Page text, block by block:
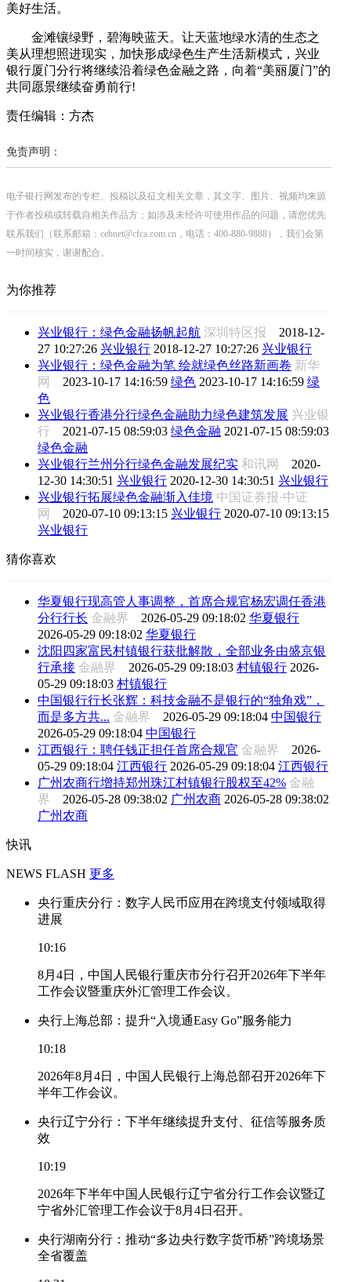
美好生活。
金滩镶绿野，碧海映蓝天。让天蓝地绿水清的生态之
美从理想照进现实，加快形成绿色生产生活新模式，兴业
银行厦门分行将继续沿着绿色金融之路，向着“美丽厦门”的
共同愿景继续奋勇前行!
责任编辑：方杰
免责声明：
电子银行网发布的专栏、投稿以及征文相关文章，其文字、图片、视频均来源
于作者投稿或转载自相关作品方；如涉及未经许可使用作品的问题，请您优先
联系我们（联系邮箱：cebnet@cfca.com.cn，电话：400-880-9888），我们会第
一时间核实，谢谢配合。
为你推荐
兴业银行：绿色金融扬帆起航 深圳特区报 2018-12-
27 10:27:26 兴业银行 2018-12-27 10:27:26 兴业银行
兴业银行：绿色金融为笔 绘就绿色丝路新画卷 新华
网 2023-10-17 14:16:59 绿色 2023-10-17 14:16:59 绿
色
兴业银行香港分行绿色金融助力绿色建筑发展 兴业银
行 2021-07-15 08:59:03 绿色金融 2021-07-15 08:59:03
绿色金融
兴业银行兰州分行绿色金融发展纪实 和讯网 2020-
12-30 14:30:51 兴业银行 2020-12-30 14:30:51 兴业银行
兴业银行拓展绿色金融渐入佳境 中国证券报·中证
网 2020-07-10 09:13:15 兴业银行 2020-07-10 09:13:15
兴业银行
猜你喜欢
华夏银行现高管人事调整，首席合规官杨宏调任香港
分行行长 金融界 2026-05-29 09:18:02 华夏银行
2026-05-29 09:18:02 华夏银行
沈阳四家富民村镇银行获批解散，全部业务由盛京银
行承接 金融界 2026-05-29 09:18:03 村镇银行 2026-
05-29 09:18:03 村镇银行
中国银行行长张辉：科技金融不是银行的“独角戏”，
而是多方共... 金融界 2026-05-29 09:18:04 中国银行
2026-05-29 09:18:04 中国银行
江西银行：聘任钱正担任首席合规官 金融界 2026-
05-29 09:18:04 江西银行 2026-05-29 09:18:04 江西银行
广州农商行增持郑州珠江村镇银行股权至42% 金融
界 2026-05-28 09:38:02 广州农商 2026-05-28 09:38:02
广州农商
快讯
NEWS FLASH 更多
央行重庆分行：数字人民币应用在跨境支付领域取得
进展
10:16
8月4日，中国人民银行重庆市分行召开2026年下半年
工作会议暨重庆外汇管理工作会议。
央行上海总部：提升“入境通Easy Go”服务能力
10:18
2026年8月4日，中国人民银行上海总部召开2026年下
半年工作会议。
央行辽宁分行：下半年继续提升支付、征信等服务质
效
10:19
2026年下半年中国人民银行辽宁省分行工作会议暨辽
宁省外汇管理工作会议于8月4日召开。
央行湖南分行：推动“多边央行数字货币桥”跨境场景
全省覆盖